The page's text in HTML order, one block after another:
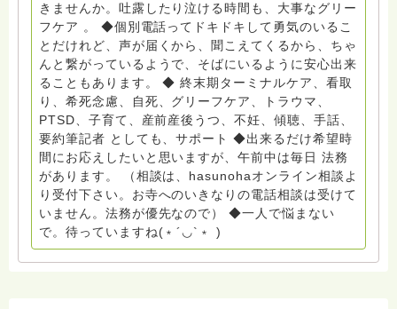
ーラサロン おしゃべりカフェひだまり』 ビハーラ和歌
山代表 居場所運営 問い合わせ申込⬇️こちらから
griefcare.tomoshibi@icloud.com ◆GEはしもとサピュ
イエ 所属 （Gender Equity 誰もが自分らしく生きるこ
とができる社会をめざして）DV・女性支援 ◆認定NPO
京都自死自殺相談センターSotto 元グリーフサポート委
員長（2018〜2024） ◆保育士.幼稚園教諭.小学校教諭.
レクリエーションインストラクター.中学校DV授業 10年
間 保育 教育の現場で 総主任として勤めた経験も生かし
つつ、お話できることがあれば 幸いです。 いつも あな
たとともに。南無阿弥陀仏 ここでは、宗旨を問いませ
ん。 まずは、ひとりで抱え込まないで。 来寺お問い合
わせは⬇️こちらから miehimeyo@gmail.com ※時間を割
いて、あなたに向き合っています。 ですので、過去の
きませんか。吐露したり泣ける時間も、大事なグリー
フケア 。 ◆個別電話ってドキドキして勇気のいるこ
とだけれど、声が届くから、聞こえてくるから、ちゃ
んと繋がっているようで、そばにいるように安心出来
ることもあります。 ◆ 終末期ターミナルケア、看取
り、希死念慮、自死、グリーフケア、トラウマ、
PTSD、子育て、産前産後うつ、不妊、傾聴、手話、
要約筆記者 としても、サポート ◆出来るだけ希望時
間にお応えしたいと思いますが、午前中は毎日 法務
があります。 （相談は、hasunohaオンライン相談よ
り受付下さい。お寺へのいきなりの電話相談は受けて
いません。法務が優先なので） ◆一人で悩まない
で。待っていますね(﹡´◡`﹡ )